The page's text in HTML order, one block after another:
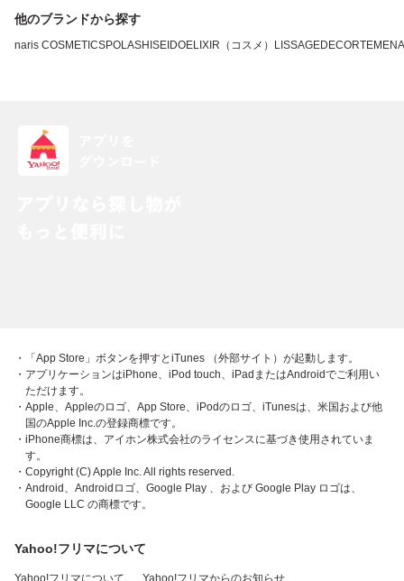
他のブランドから探す
naris COSMETICSPOLASHISEIDOELIXIR（コスメ） LISSAGEDECORTE
・「App Store」ボタンを押すとiTunes （外部サイト）が起動します。
・アプリケーションはiPhone、iPod touch、iPadまたはAndroidでご利用い
ただけます。
・Apple、Appleのロゴ、App Store、iPodのロゴ、iTunesは、米国および他
国のApple Inc.の登録商標です。
・iPhone商標は、アイホン株式会社のライセンスに基づき使用されていま
す。
・Copyright (C) Apple Inc. All rights reserved.
・Android、Androidロゴ、Google Play 、および Google Play ロゴは、
Google LLC の商標です。
Yahoo!フリマについて